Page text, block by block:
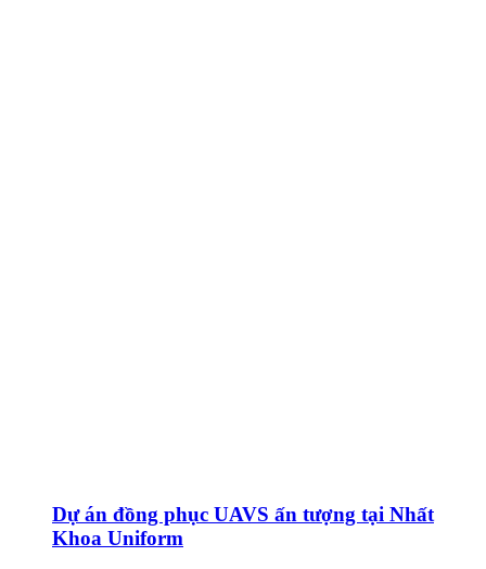
Dự án đồng phục UAVS ấn tượng tại Nhất
Khoa Uniform